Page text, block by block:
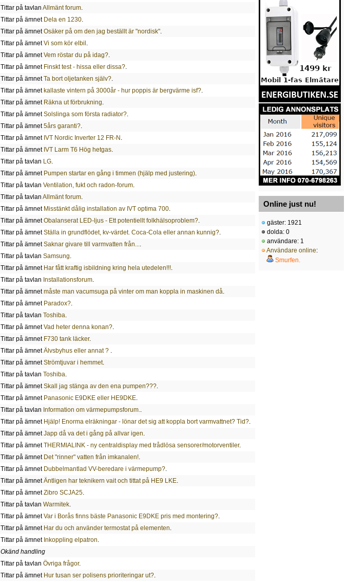
Tittar på tavlan Allmänt forum.
Tittar på ämnet Dela en 1230.
Tittar på ämnetOsäker på om den jag beställt är "nordisk".
Tittar på ämnetVi som kör elbil
Tittar på ämnetVem röstar du på idag?.
Tittar på ämnet Finskt test - hissa eller dissa?.
Tittar på ämnetTa bort oljetanken själv?.
Tittar på ämnetkallaste vintern på 3000år - hur poppis är bergvärme isf?.
Tittar på ämnet Räkna ut förbrukning
Tittar på ämnetSolslinga som första radiator?.
Tittar på ämnet5års garanti?.
Tittar på ämnet IVT Nordic Inverter 12 FR-N
Tittar på ämnet IVT Larm T6 Hög hetgas.
Tittar på tavlan LG.
Tittar på ämnet Pumpen startar en gång i timmen (hjälp med justering).
Tittar på tavlan Ventilation, fukt och radon-forum.
Tittar på tavlan Allmänt forum.
Tittar på ämnet Misstänkt dålig installation av IVT optima 700.
Tittar på ämnetObalanserat LED-ljus - Ett potentiellt folkhälsoproblem?.
Tittar på ämnetStälla in grundflödet, kv-värdet. Coca-Cola eller annan kunnig?.
Tittar på ämnetSaknar givare till varmvatten från...
Tittar på tavlan Samsung
Tittar på ämnet Har fått kraftig isbildning kring hela utedelen!!!.
Tittar på tavlan Installationsforum.
Tittar på ämnetmåste man vacumsuga på vinter om man koppla in maskinen då
Tittar på ämnet Paradox?.
Tittar på tavlan Toshiba
Tittar på ämnetVad heter denna konan?.
Tittar på ämnet F730 tank läcker.
Tittar på ämnetÄlvsbyhus eller annat ?
Tittar på ämnetStrömtjuvar i hemmet.
Tittar på tavlan Toshiba
Tittar på ämnetSkall jag stänga av den ena pumpen???.
Tittar på ämnet Panasonic E9DKE eller HE9DKE.
Tittar på tavlan Information om värmepumpsforum.
Tittar på ämnet Hjälp! Enorma elräkningar - lönar det sig att koppla bort varmvattnet? Tid?.
Tittar på ämnetJapp då va det i gång på allvar igen
Tittar på ämnetTHERMIALINK - ny centraldisplay med trådlösa sensorer/motorventiler.
Tittar på ämnet Det "rinner" vatten från imkanalen!.
Tittar på ämnet Dubbelmantlad VV-beredare i värmepump?.
Tittar på ämnetÄntligen har teknikern vait och tittat på HE9 LKE.
Tittar på ämnetZibro SCJA25.
Tittar på tavlan Warmitek.
Tittar på ämnetVar i Borås finns bäste Panasonic E9DKE pris med montering?.
Tittar på ämnet Har du och använder termostat på elementen
Tittar på ämnet Inkoppling elpatron
Okänd handling
Tittar på tavlan Övriga frågor.
Tittar på ämnet Hur tusan ser polisens prioriteringar ut?.
Online just nu!
gäster: 1921
dolda: 0
användare: 1
Användare online:
Smurfen.